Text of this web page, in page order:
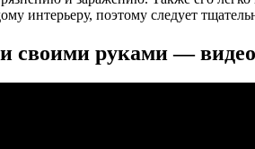
интерьеру, поэтому следует
своими руками — видео